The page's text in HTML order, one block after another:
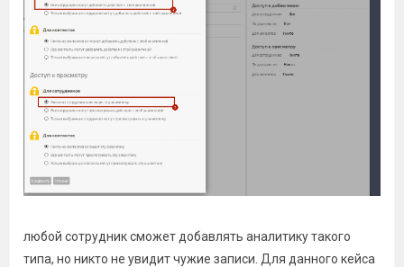
любой сотрудник сможет добавлять аналитику такого
типа, но никто не увидит чужие записи. Для данного кейса